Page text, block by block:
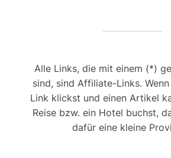
Alle Links, die mit einem (*)
sind, sind Affiliate-Links.
Link klickst und einen Artikel
Reise bzw. ein Hotel buchst,
dafür eine kleine